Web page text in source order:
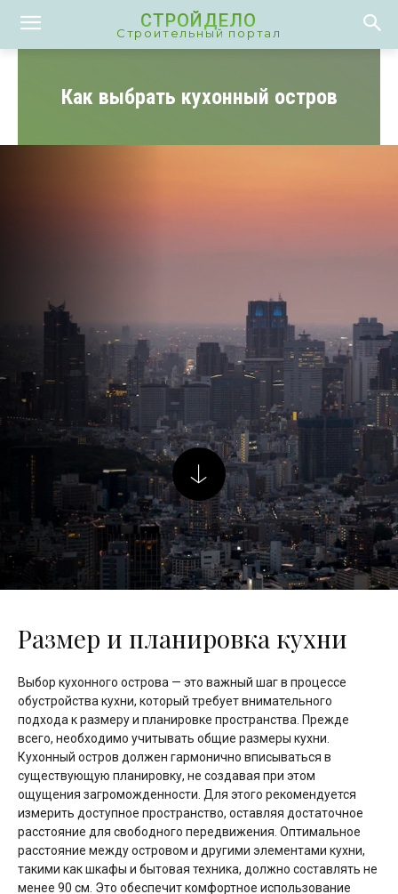
СТРОЙДЕЛО
Строительный портал
Как выбрать кухонный остров
Размер и планировка кухни
Выбор кухонного острова — это важный шаг в процессе
обустройства кухни, который требует внимательного
подхода к размеру и планировке пространства. Прежде
всего, необходимо учитывать общие размеры кухни.
Кухонный остров должен гармонично вписываться в
существующую планировку, не создавая при этом
ощущения загроможденности. Для этого рекомендуется
измерить доступное пространство, оставляя достаточное
расстояние для свободного передвижения. Оптимальное
расстояние между островом и другими элементами кухни,
такими как шкафы и бытовая техника, должно составлять не
менее 90 см. Это обеспечит комфортное использование